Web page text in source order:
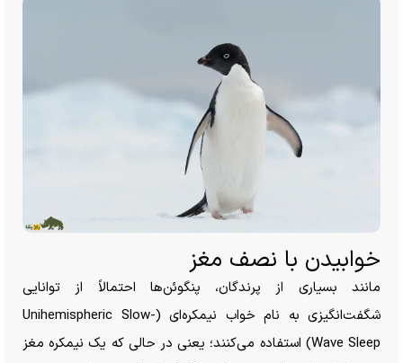
خوابیدن با نصف مغز
مانند بسیاری از پرندگان، پنگوئن‌ها احتمالاً از توانایی
شگفت‌انگیزی به نام خواب نیمکره‌ای (Unihemispheric Slow-
Wave Sleep) استفاده می‌کنند؛ یعنی در حالی که یک نیمکره مغز